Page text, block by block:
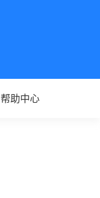
帮助中心